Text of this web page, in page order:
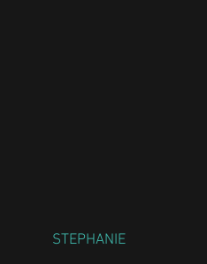
STEPHANIE